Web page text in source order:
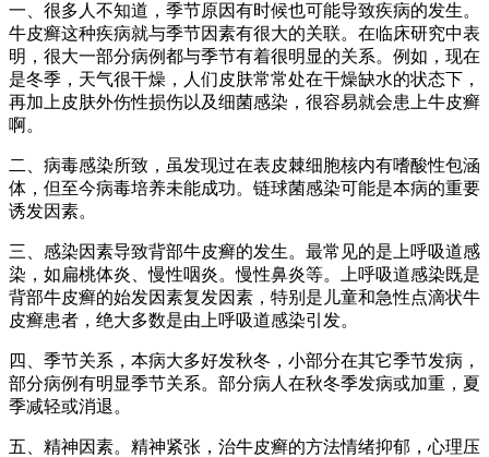
一、很多人不知道，季节原因有时候也可能导致疾病的发生。
牛皮癣这种疾病就与季节因素有很大的关联。在临床研究中表
明，很大一部分病例都与季节有着很明显的关系。例如，现在
是冬季，天气很干燥，人们皮肤常常处在干燥缺水的状态下，
再加上皮肤外伤性损伤以及细菌感染，很容易就会患上牛皮癣
啊。
二、病毒感染所致，虽发现过在表皮棘细胞核内有嗜酸性包涵
体，但至今病毒培养未能成功。链球菌感染可能是本病的重要
诱发因素。
三、感染因素导致背部牛皮癣的发生。最常见的是上呼吸道感
染，如扁桃体炎、慢性咽炎。慢性鼻炎等。上呼吸道感染既是
背部牛皮癣的始发因素复发因素，特别是儿童和急性点滴状牛
皮癣患者，绝大多数是由上呼吸道感染引发。
四、季节关系，本病大多好发秋冬，小部分在其它季节发病，
部分病例有明显季节关系。部分病人在秋冬季发病或加重，夏
季减轻或消退。
五、精神因素。精神紧张，治牛皮癣的方法情绪抑郁，心理压